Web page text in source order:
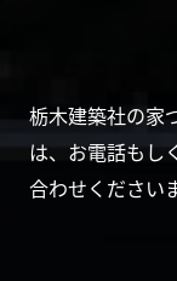
栃木建築社の家
は、お電話もし
合わせください